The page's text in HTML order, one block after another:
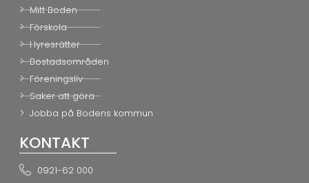
Mitt Boden
Förskola
Hyresrätter
Bostadsområden
Föreningsliv
Saker att göra
Jobba på Bodens kommun
KONTAKT
0921-62 000